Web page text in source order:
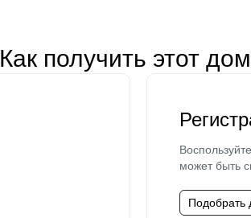
Как получить этот
может быть
Подобрать